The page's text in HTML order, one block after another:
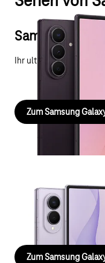
Samsung
Ihr ultradünnes
Zum Samsung
Samsung
Das Booklet-Format
Aufgabe - im Büro und
Zum Samsung